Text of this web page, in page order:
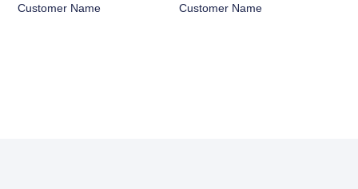
Customer Name Customer Name